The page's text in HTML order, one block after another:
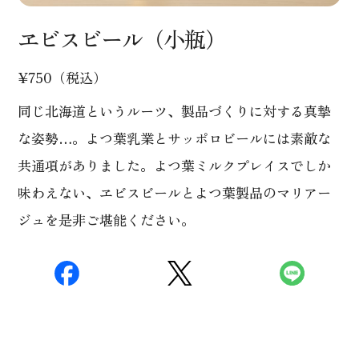
ヱビスビール（小瓶）
¥750（税込）
同じ北海道というルーツ、製品づくりに対する真摯
な姿勢…。よつ葉乳業とサッポロビールには素敵な
共通項がありました。よつ葉ミルクプレイスでしか
味わえない、ヱビスビールとよつ葉製品のマリアー
ジュを是非ご堪能ください。